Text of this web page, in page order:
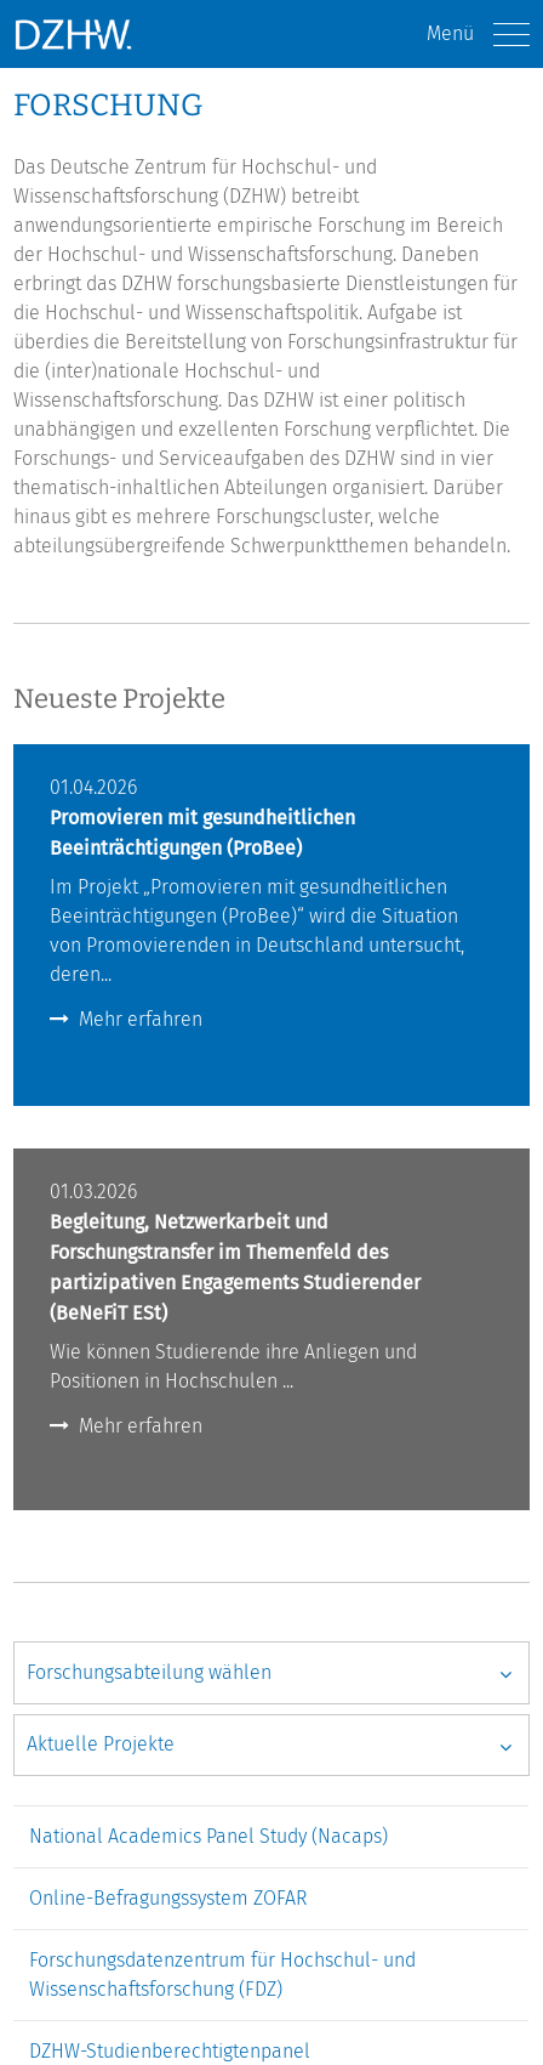
Menü
FORSCHUNG
Das Deutsche Zentrum für Hochschul- und
Wissenschaftsforschung (DZHW) betreibt
anwendungsorientierte empirische Forschung im Bereich
der Hochschul- und Wissenschaftsforschung. Daneben
erbringt das DZHW forschungsbasierte Dienstleistungen für
die Hochschul- und Wissenschaftspolitik. Aufgabe ist
überdies die Bereitstellung von Forschungsinfrastruktur für
die (inter)nationale Hochschul- und
Wissenschaftsforschung. Das DZHW ist einer politisch
unabhängigen und exzellenten Forschung verpflichtet. Die
Forschungs- und Serviceaufgaben des DZHW sind in vier
thematisch-inhaltlichen Abteilungen organisiert. Darüber
hinaus gibt es mehrere Forschungscluster, welche
abteilungsübergreifende Schwerpunktthemen behandeln.
Neueste Projekte
01.04.2026
Promovieren mit gesundheitlichen
Beeinträchtigungen (ProBee)
Im Projekt „Promovieren mit gesundheitlichen
Beeinträchtigungen (ProBee)“ wird die Situation
von Promovierenden in Deutschland untersucht,
deren...
Mehr erfahren
01.03.2026
Begleitung, Netzwerkarbeit und
Forschungstransfer im Themenfeld des
partizipativen Engagements Studierender
(BeNeFiT ESt)
Wie können Studierende ihre Anliegen und
Positionen in Hochschulen ...
Mehr erfahren
National Academics Panel Study (Nacaps)
Online-Befragungssystem ZOFAR
Forschungsdatenzentrum für Hochschul- und
Wissenschaftsforschung (FDZ)
DZHW-Studienberechtigtenpanel